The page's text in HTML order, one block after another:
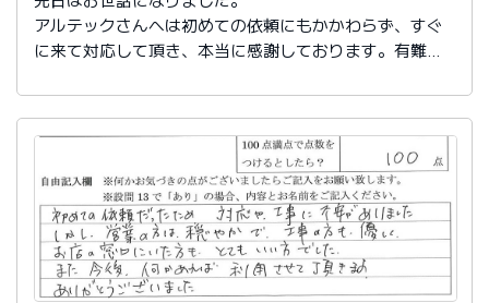
アルテックさんへは初めての依頼にもかかわらず、すぐ
に来て対応して頂き、本当に感謝しております。有難う